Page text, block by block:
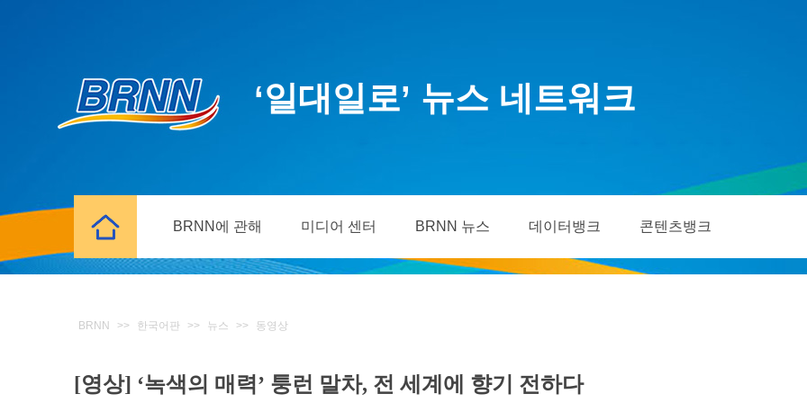
‘일대일로’ 뉴스 네트워크
BRNN에 관해 미디어 센터 BRNN 뉴스 데이터뱅크 콘텐츠뱅크
BRNN >> 한국어판 >> 뉴스 >> 동영상
[영상] ‘녹색의 매력’ 퉁런 말차, 전 세계에 향기 전하다